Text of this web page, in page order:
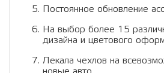
Постоянное обновление
На выбор более 15
дизайна и цветового
Лекала чехлов на